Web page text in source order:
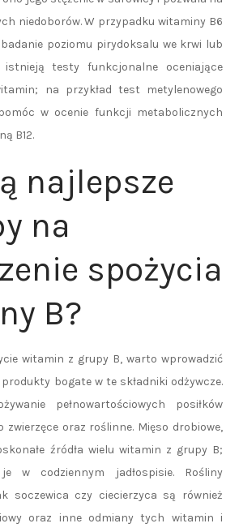
niedoborów. W przypadku witaminy B6
poziomu pirydoksalu we krwi lub
istnieją testy funkcjonalne oceniające
na przykład test metylenowego
w ocenie funkcji metabolicznych
B12.
najlepsze
na
spożycia
B?
witamin z grupy B, warto wprowadzić
bogate w te składniki odżywcze.
pełnowartościowych posiłków
zwierzęce oraz roślinne. Mięso drobiowe,
źródła wielu witamin z grupy B;
w codziennym jadłospisie. Rośliny
soczewica czy ciecierzyca są również
oraz inne odmiany tych witamin i